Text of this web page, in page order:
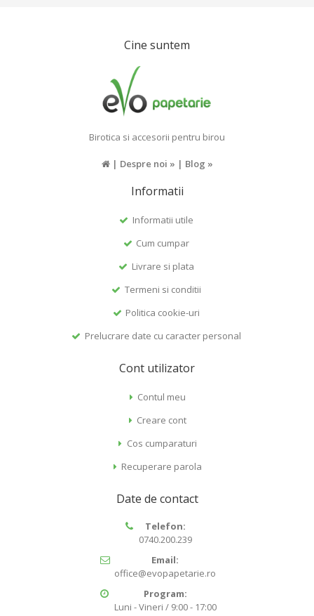
Cine suntem
Birotica si accesorii pentru birou
| Despre noi » | Blog »
Informatii
Informatii utile
Cum cumpar
Livrare si plata
Termeni si conditii
Politica cookie-uri
Prelucrare date cu caracter personal
Cont utilizator
Contul meu
Creare cont
Cos cumparaturi
Recuperare parola
Date de contact
Telefon:
0740.200.239
Email:
office@evopapetarie.ro
Program:
Luni - Vineri / 9:00 - 17:00